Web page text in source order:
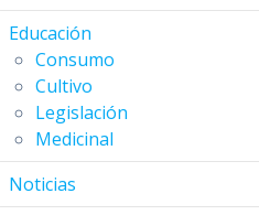
Educación
Consumo
Cultivo
Legislación
Medicinal
Noticias